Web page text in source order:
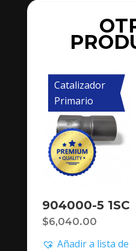
Catalizador
Primario
904000-5 1SC
$6,040.00
Añadir a lista de